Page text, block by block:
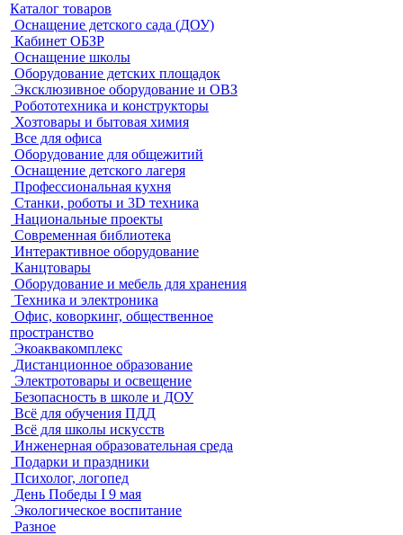
Каталог товаров
Оснащение детского сада (ДОУ)
Кабинет ОБЗР
Оснащение школы
Оборудование детских площадок
Эксклюзивное оборудование и ОВЗ
Робототехника и конструкторы
Хозтовары и бытовая химия
Все для офиса
Оборудование для общежитий
Оснащение детского лагеря
Профессиональная кухня
Станки, роботы и 3D техника
Национальные проекты
Современная библиотека
Интерактивное оборудование
Канцтовары
Оборудование и мебель для хранения
Техника и электроника
Офис, коворкинг, общественное
пространство
Экоаквакомплекс
Дистанционное образование
Электротовары и освещение
Безопасность в школе и ДОУ
Всё для обучения ПДД
Всё для школы искусств
Инженерная образовательная среда
Подарки и праздники
Психолог, логопед
День Победы I 9 мая
Экологическое воспитание
Разное